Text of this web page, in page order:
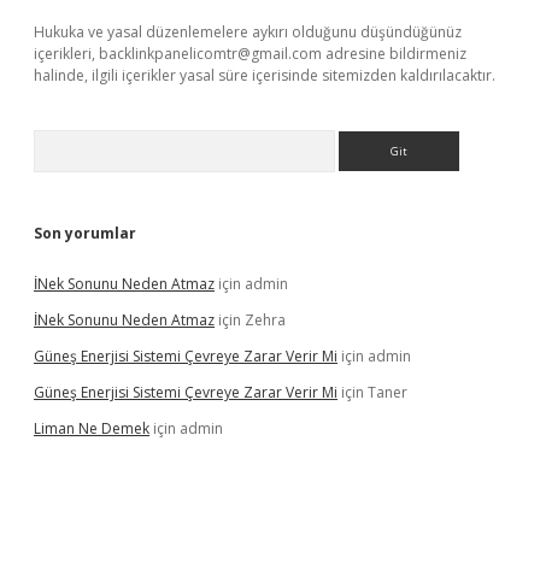
Hukuka ve yasal düzenlemelere aykırı olduğunu düşündüğünüz
içerikleri, backlinkpanelicomtr@gmail.com adresine bildirmeniz
halinde, ilgili içerikler yasal süre içerisinde sitemizden kaldırılacaktır.
Son yorumlar
İNek Sonunu Neden Atmaz için admin
İNek Sonunu Neden Atmaz için Zehra
Güneş Enerjisi Sistemi Çevreye Zarar Verir Mi için admin
Güneş Enerjisi Sistemi Çevreye Zarar Verir Mi için Taner
Liman Ne Demek için admin